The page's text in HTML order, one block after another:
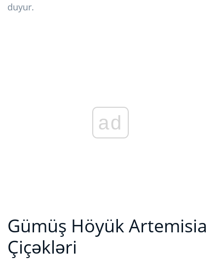
duyur.
ad
Gümüş Höyük Artemisia
Çiçəkləri